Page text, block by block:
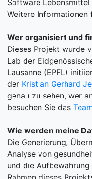
Software
Weitere Informationen
Wer organisiert und
Dieses Projekt wurde
Lab der
Lausanne (EPFL)
der Kristian Gerhard
genau zu sehen, wer
besuchen Sie das Team
Wie werden meine
Die Generierung,
Analyse von
und die
Rahmen dieses